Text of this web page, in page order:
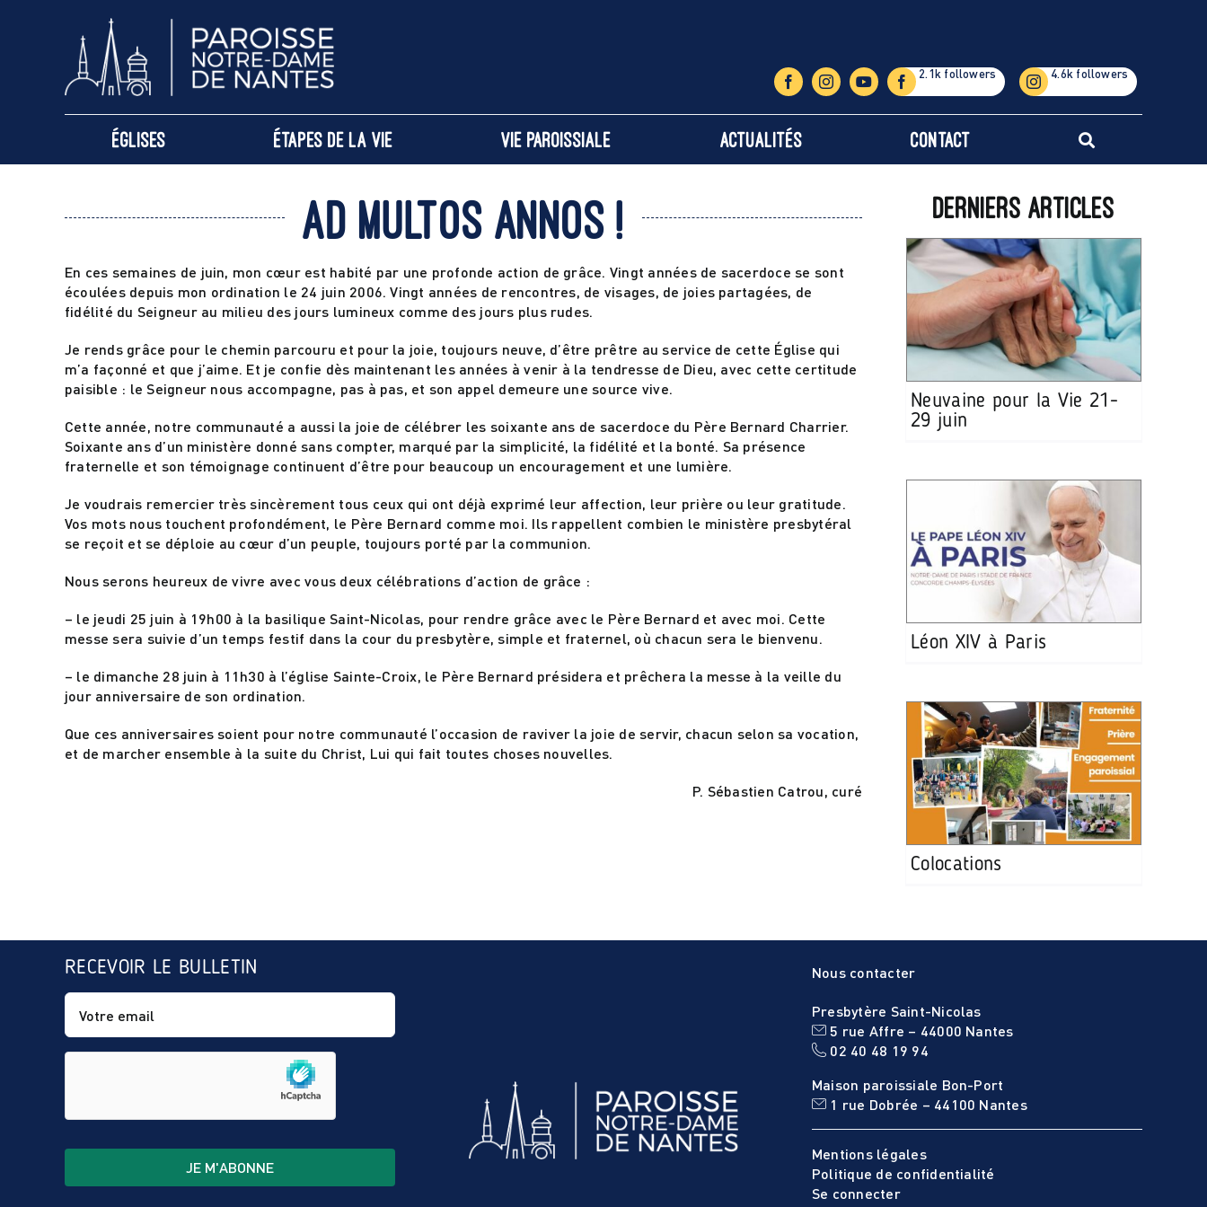
Églises Étapes de la vie Vie paroissiale Actualités Contact
Ad multos annos !
En ces semaines de juin, mon cœur est habité par une profonde action de grâce. Vingt années de sacerdoce se sont
écoulées depuis mon ordination le 24 juin 2006. Vingt années de rencontres, de visages, de joies partagées, de
fidélité du Seigneur au milieu des jours lumineux comme des jours plus rudes.
Je rends grâce pour le chemin parcouru et pour la joie, toujours neuve, d’être prêtre au service de cette Église qui
m’a façonné et que j’aime. Et je confie dès maintenant les années à venir à la tendresse de Dieu, avec cette certitude
paisible : le Seigneur nous accompagne, pas à pas, et son appel demeure une source vive.
Cette année, notre communauté a aussi la joie de célébrer les soixante ans de sacerdoce du Père Bernard Charrier.
Soixante ans d’un ministère donné sans compter, marqué par la simplicité, la fidélité et la bonté. Sa présence
fraternelle et son témoignage continuent d’être pour beaucoup un encouragement et une lumière.
Je voudrais remercier très sincèrement tous ceux qui ont déjà exprimé leur affection, leur prière ou leur gratitude.
Vos mots nous touchent profondément, le Père Bernard comme moi. Ils rappellent combien le ministère presbytéral
se reçoit et se déploie au cœur d’un peuple, toujours porté par la communion.
Nous serons heureux de vivre avec vous deux célébrations d’action de grâce :
– le jeudi 25 juin à 19h00 à la basilique Saint-Nicolas, pour rendre grâce avec le Père Bernard et avec moi. Cette
messe sera suivie d’un temps festif dans la cour du presbytère, simple et fraternel, où chacun sera le bienvenu.
– le dimanche 28 juin à 11h30 à l’église Sainte-Croix, le Père Bernard présidera et prêchera la messe à la veille du
jour anniversaire de son ordination.
Que ces anniversaires soient pour notre communauté l’occasion de raviver la joie de servir, chacun selon sa vocation,
et de marcher ensemble à la suite du Christ, Lui qui fait toutes choses nouvelles.
P. Sébastien Catrou, curé
Derniers articles
Neuvaine pour la Vie 21-
29 juin
Léon XIV à Paris
Colocations
RECEVOIR LE BULLETIN Nous contacter
Presbytère Saint-Nicolas
5 rue Affre – 44000 Nantes
02 40 48 19 94
Maison paroissiale Bon-Port
1 rue Dobrée – 44100 Nantes
Mentions légales
Politique de confidentialité
Se connecter